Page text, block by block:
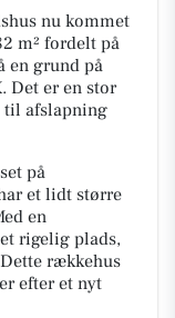
nu kommet
m² fordelt på
en grund på
Det er en stor
til afslapning
på
et lidt større
en
rigelig plads,
rækkehus
efter et nyt